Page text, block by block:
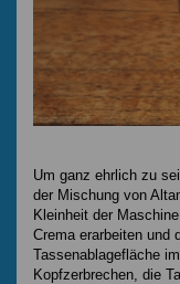
Um ganz ehrlich zu
der Mischung von
Kleinheit der
Crema erarbeiten und
Tassenablagefläche
Kopfzerbrechen, die